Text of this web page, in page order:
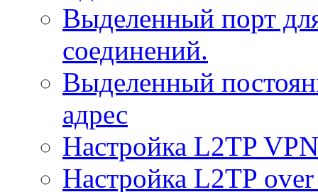
Выделенный порт
соединений.
Выделенный
адрес
Настройка L2TP
Настройка L2TP